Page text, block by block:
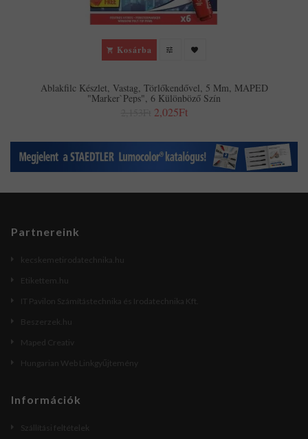
Kosárba
Ablakfilc Készlet, Vastag, Törlőkendővel, 5 Mm, MAPED
"Marker`Peps", 6 Különböző Szín
2,025Ft
Partnereink
kecskemetirodatechnika.hu
Etikettem.hu
IT Pavilon Számítástechnika és Irodatechnika Kft.
Beszerzek.hu
Maped Creativ
Hungarian Web Linkgyűjtemény
Információk
Szállítási feltételek